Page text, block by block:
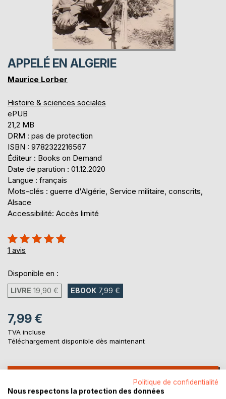
APPELÉ EN ALGERIE
Maurice Lorber
Histoire & sciences sociales
ePUB
21,2 MB
DRM : pas de protection
ISBN : 9782322216567
Éditeur : Books on Demand
Date de parution : 01.12.2020
Langue : français
Mots-clés : guerre d'Algérie, Service militaire, conscrits,
Alsace
Accessibilité: Accès limité
Évaluation:
100%
1 avis
Disponible en :
LIVRE 19,90 € EBOOK 7,99 €
7,99 €
TVA incluse
Téléchargement disponible dès maintenant
Politique de confidentialité
Nous respectons la protection des données